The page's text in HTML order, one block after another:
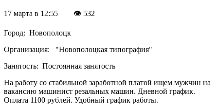
17 марта в 12:55 👁 532
Город: Новополоцк
Организация: "Новополоцкая типография"
Занятость: Постоянная занятость
На работу со стабильной заработной платой ищем мужчин на
вакансию машинист резальных машин. Дневной график.
Оплата 1100 рублей. Удобный график работы.